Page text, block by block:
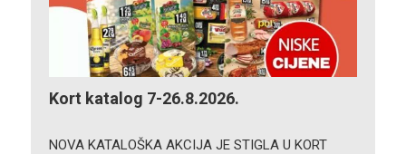
Kort katalog 7-26.8.2026.
NOVA KATALOŠKA AKCIJA JE STIGLA U KORT